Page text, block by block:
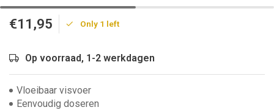
€11,95 Only 1 left
Op voorraad, 1-2 werkdagen
Vloeibaar visvoer
Eenvoudig doseren